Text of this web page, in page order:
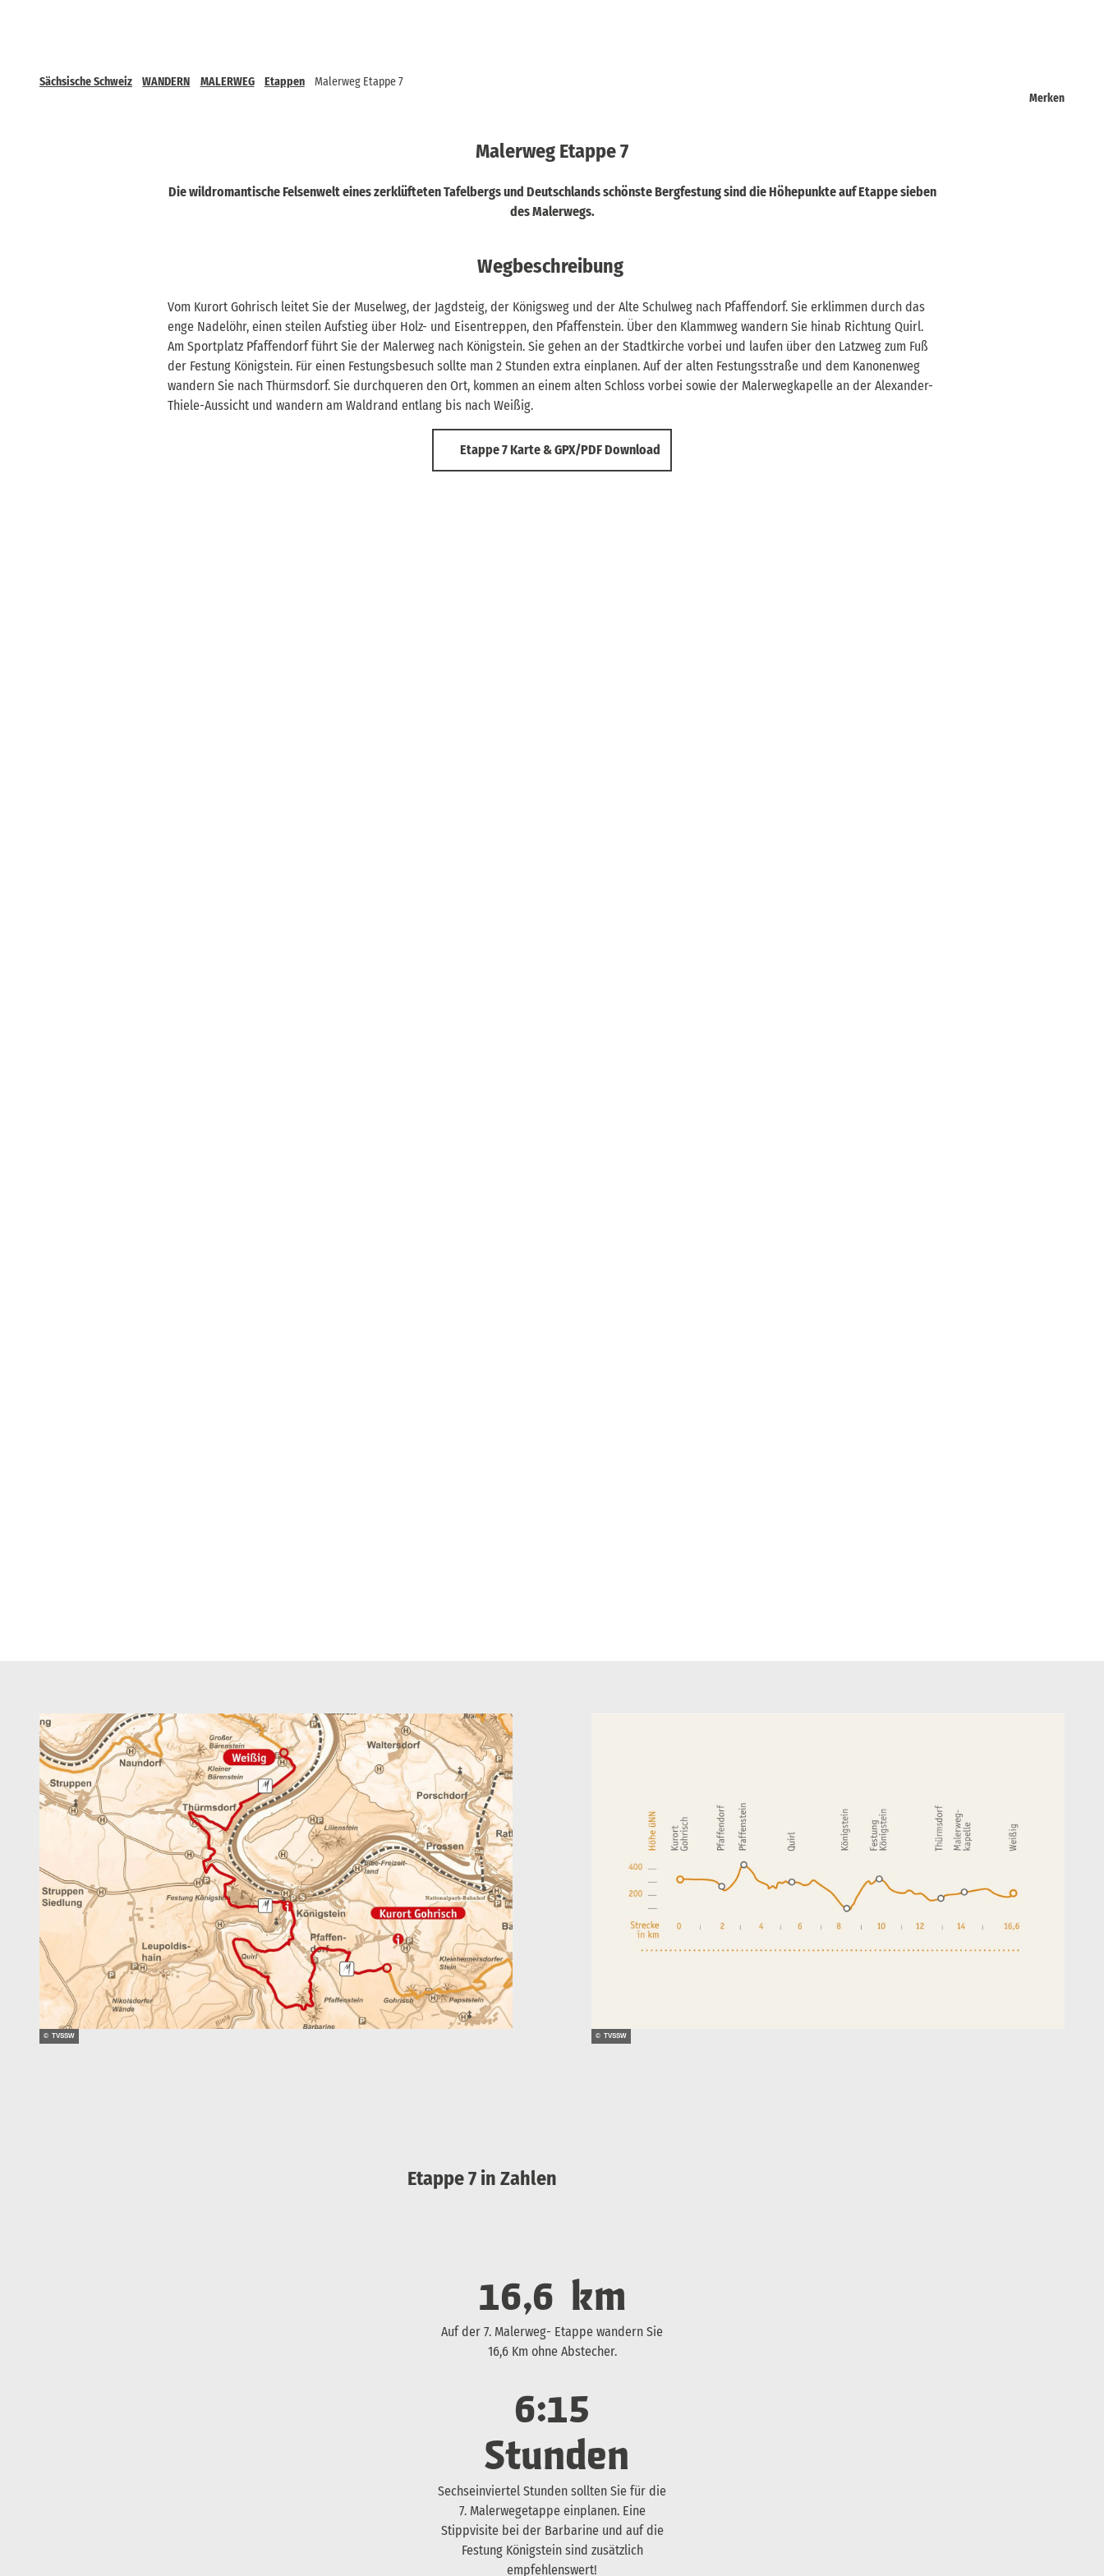
Sächsische Schweiz WANDERN MALERWEG Etappen
Malerweg Etappe 7
Merken
Malerweg Etappe 7
Die wildromantische Felsenwelt eines zerklüfteten Tafelbergs und Deutschlands schönste Bergfestung sind die Höhepunkte auf Etappe sieben
des Malerwegs.
Wegbeschreibung
Vom Kurort Gohrisch leitet Sie der Muselweg, der Jagdsteig, der Königsweg und der Alte Schulweg nach Pfaffendorf. Sie erklimmen durch das
enge Nadelöhr, einen steilen Aufstieg über Holz- und Eisentreppen, den Pfaffenstein. Über den Klammweg wandern Sie hinab Richtung Quirl.
Am Sportplatz Pfaffendorf führt Sie der Malerweg nach Königstein. Sie gehen an der Stadtkirche vorbei und laufen über den Latzweg zum Fuß
der Festung Königstein. Für einen Festungsbesuch sollte man 2 Stunden extra einplanen. Auf der alten Festungsstraße und dem Kanonenweg
wandern Sie nach Thürmsdorf. Sie durchqueren den Ort, kommen an einem alten Schloss vorbei sowie der Malerwegkapelle an der Alexander-
Thiele-Aussicht und wandern am Waldrand entlang bis nach Weißig.
Etappe 7 Karte & GPX/PDF Download
© TVSSW © TVSSW
Etappe 7 in Zahlen
16,6 km
Auf der 7. Malerweg- Etappe wandern Sie
16,6 Km ohne Abstecher.
6:15
Stunden
Sechseinviertel Stunden sollten Sie für die
7. Malerwegetappe einplanen. Eine
Stippvisite bei der Barbarine und auf die
Festung Königstein sind zusätzlich
empfehlenswert!